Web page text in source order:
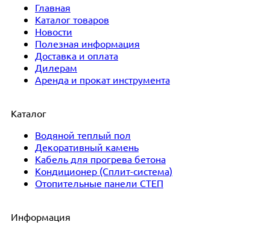
Главная
Каталог товаров
Новости
Полезная информация
Доставка и оплата
Дилерам
Аренда и прокат инструмента
Каталог
Водяной теплый пол
Декоративный камень
Кабель для прогрева бетона
Кондиционер (Сплит-система)
Отопительные панели СТЕП
Информация